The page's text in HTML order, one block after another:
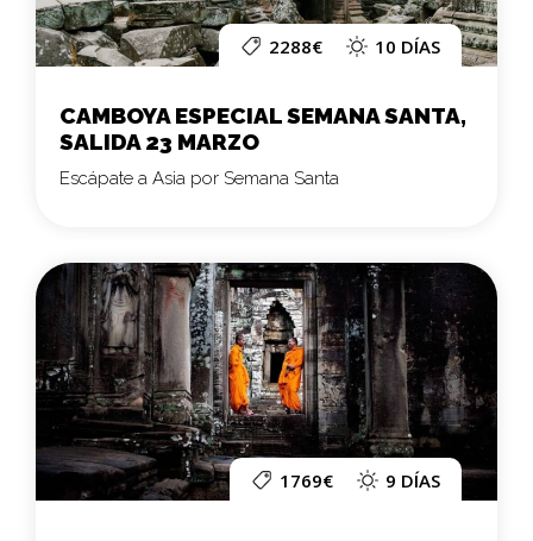
2288€ 10 DÍAS
CAMBOYA ESPECIAL SEMANA SANTA,
SALIDA 23 MARZO
Escápate a Asia por Semana Santa
1769€ 9 DÍAS